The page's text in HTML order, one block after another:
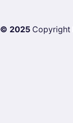
© 2025 Copyright